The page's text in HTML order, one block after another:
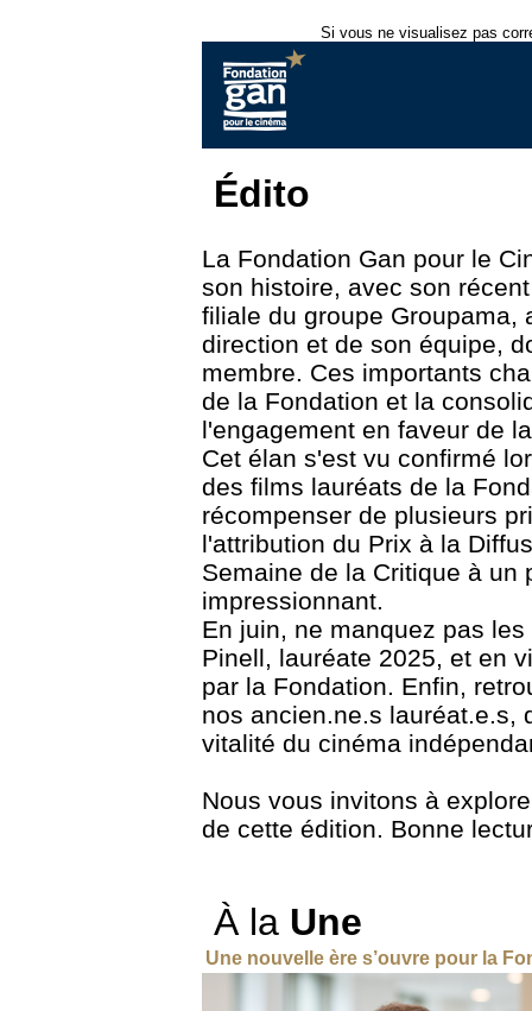
Si vous ne visualisez pas
Édito
La Fondation Gan pour le
son histoire, avec son
filiale du groupe Groupama,
direction et de son équipe,
membre. Ces importants
de la Fondation et la
l'engagement en faveur de
Cet élan s'est vu confirmé
des films lauréats de la
récompenser de plusieurs
l'attribution du Prix à la
Semaine de la Critique à un
impressionnant.
En juin, ne manquez pas
Pinell, lauréate 2025, et en
par la Fondation. Enfin,
nos ancien.ne.s lauréat.e.s,
vitalité du cinéma
Nous vous invitons à
de cette édition. Bonne
À la Une
Une nouvelle ère s’ouvre pour la